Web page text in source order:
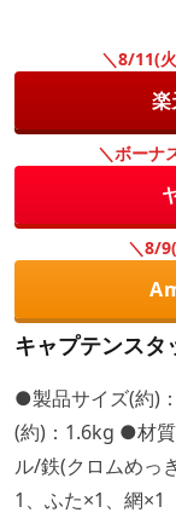
＼8/11(
楽
＼ボーナ
＼8/
キャプテンスタ
●製品サイズ(約)
(約)：1.6kg ●材
ル/鉄(クロムめっ
1、ふた×1、網×1